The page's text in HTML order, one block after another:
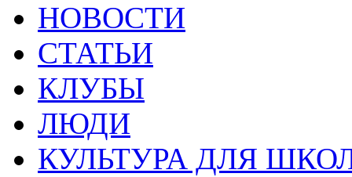
НОВОСТИ
СТАТЬИ
КЛУБЫ
ЛЮДИ
КУЛЬТУРА ДЛЯ